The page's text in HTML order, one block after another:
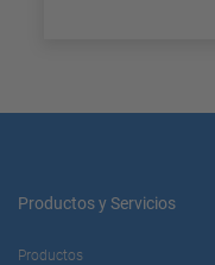
Productos y Servicios
Productos